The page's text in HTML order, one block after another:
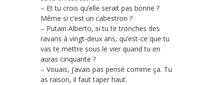
– Et tu crois qu’elle serait pas bonne ?
Même si c’est un cabestron ?
– Putain Alberto, si tu te tronches des
ravans à vingt-deux ans, qu’est-ce que tu
vas te mettre sous le vier quand tu en
auras cinquante ?
– Vouais, j’avais pas pensé comme ça. Tu
as raison, il faut taper haut.